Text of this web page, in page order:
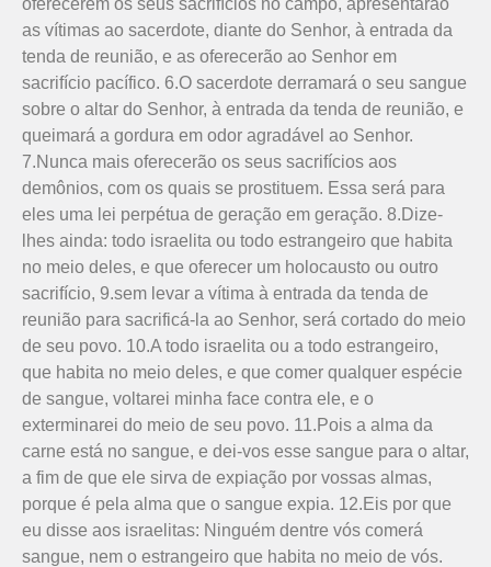
oferecerem os seus sacrifícios no campo, apresentarão
as vítimas ao sacerdote, diante do Senhor, à entrada da
tenda de reunião, e as oferecerão ao Senhor em
sacrifício pacífico. 6.O sacer­dote derramará o seu sangue
sobre o altar do Senhor, à entrada da tenda de reunião, e
queimará a gordura em odor agradável ao Senhor.
7.Nunca mais oferecerão os seus sacrifícios aos
demônios, com os quais se prostituem. Essa será para
eles uma lei perpétua de geração em geração. 8.Dize-
lhes ainda: todo israelita ou todo estrangeiro que habita
no meio deles, e que oferecer um holocausto ou outro
sacrifício, 9.sem levar a vítima à entrada da tenda de
reunião para sacrificá-la ao Senhor, será cortado do meio
de seu povo. 10.A todo israelita ou a todo estrangeiro,
que habita no meio deles, e que comer qualquer espécie
de sangue, voltarei minha face contra ele, e o
exterminarei do meio de seu povo. 11.Pois a alma da
carne está no sangue, e dei-vos esse sangue para o altar,
a fim de que ele sirva de expiação por vossas almas,
porque é pela alma que o sangue expia. 12.Eis por que
eu disse aos israelitas: Ninguém dentre vós comerá
sangue, nem o estrangeiro que habita no meio de vós.